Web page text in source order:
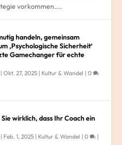
vorkommen....
handeln, gemeinsam
‚Psychologische Sicherheit‘
Gamechanger für echte
|Okt. 27, 2025 | Kultur & Wandel |0
wirklich, dass Ihr Coach ein
| Feb. 1, 2025 | Kultur & Wandel |0 |